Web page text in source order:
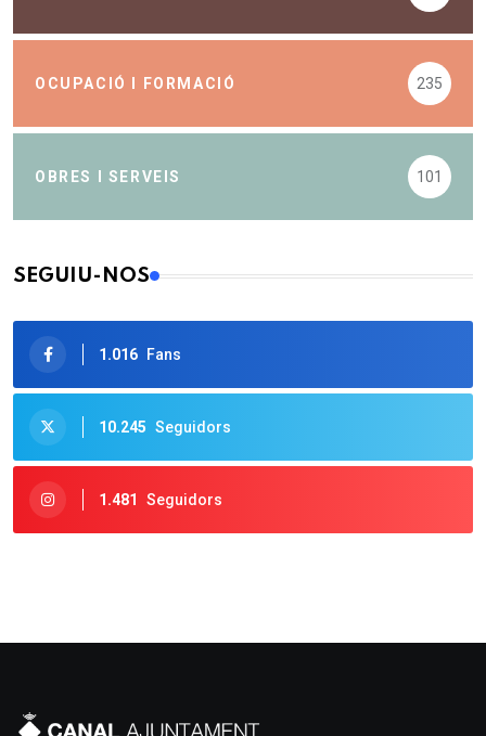
OCUPACIÓ I FORMACIÓ 235
OBRES I SERVEIS 101
SEGUIU-NOS
1.016 Fans
10.245 Seguidors
1.481 Seguidors